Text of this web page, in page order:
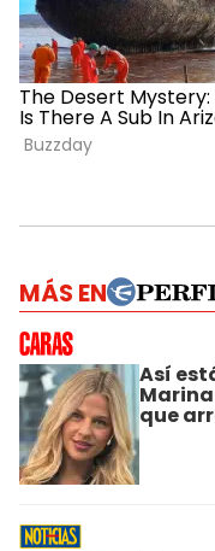
MÁS EN
Así
que